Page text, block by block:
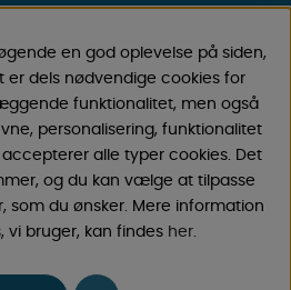
disse siden 1968. Vi tilbyder et
lave fragtomkostninger . Du vil
du godt kan lide blandt vores
Instagram for inspiration,
Campinglivet begynder
en god oplevelse på siden,
er dels nødvendige cookies for
funktionalitet, men også
personalisering, funktionalitet
alle typer cookies. Det
og du kan vælge at tilpasse
som du ønsker. Mere information
vi bruger, kan findes her.